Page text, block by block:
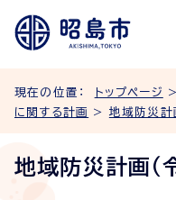
現在の位置： トップページ
に関する計画
> 地域防災計
地域防災計画（